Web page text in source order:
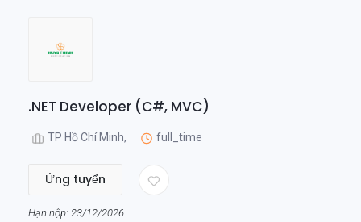
.NET Developer (C#, MVC)
TP Hồ Chí Minh, full_time
Ứng tuyển
Hạn nộp: 23/12/2026